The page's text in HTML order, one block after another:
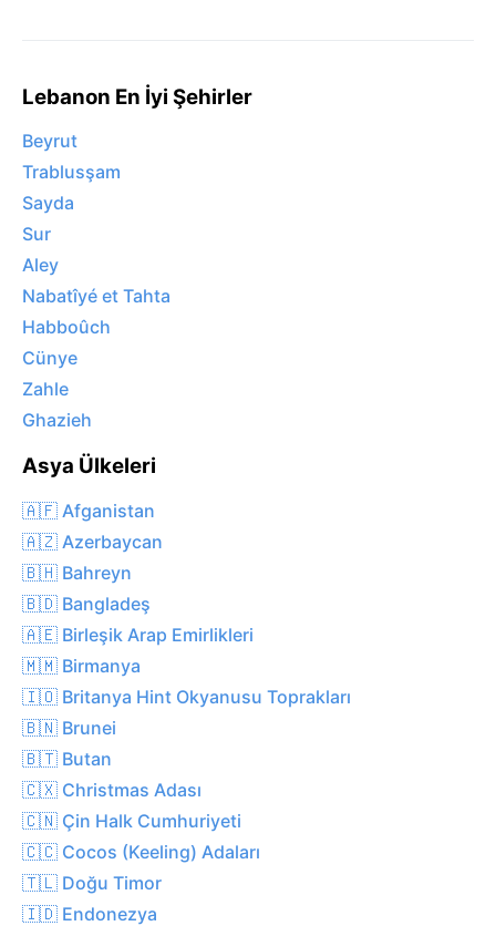
Lebanon En İyi Şehirler
Beyrut
Trablusşam
Sayda
Sur
Aley
Nabatîyé et Tahta
Habboûch
Cünye
Zahle
Ghazieh
Asya Ülkeleri
🇦🇫 Afganistan
🇦🇿 Azerbaycan
🇧🇭 Bahreyn
🇧🇩 Bangladeş
🇦🇪 Birleşik Arap Emirlikleri
🇲🇲 Birmanya
🇮🇴 Britanya Hint Okyanusu Toprakları
🇧🇳 Brunei
🇧🇹 Butan
🇨🇽 Christmas Adası
🇨🇳 Çin Halk Cumhuriyeti
🇨🇨 Cocos (Keeling) Adaları
🇹🇱 Doğu Timor
🇮🇩 Endonezya